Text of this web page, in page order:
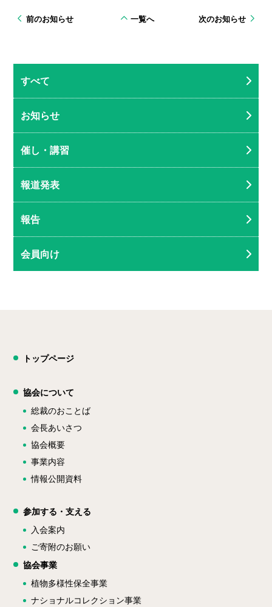
すべて
お知らせ
催し・講習
報道発表
報告
会員向け
前のお知らせ 一覧へ 次のお知らせ
トップページ
協会について
総裁のおことば
会長あいさつ
協会概要
事業内容
情報公開資料
参加する・支える
入会案内
ご寄附のお願い
協会事業
植物多様性保全事業
ナショナルコレクション事業